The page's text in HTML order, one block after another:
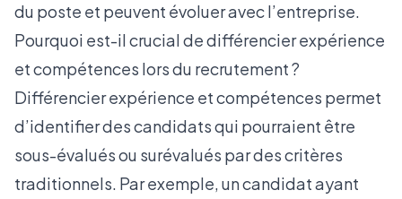
du poste et peuvent évoluer avec l’entreprise.
Pourquoi est-il crucial de différencier expérience
et compétences lors du recrutement ?
Différencier expérience et compétences permet
d’identifier des candidats qui pourraient être
sous-évalués ou surévalués par des critères
traditionnels. Par exemple, un candidat ayant